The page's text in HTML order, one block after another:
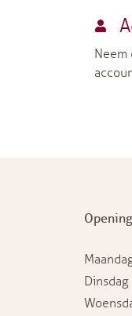
Neem
Dinsdag